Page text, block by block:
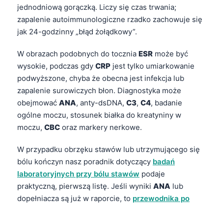
jednodniową gorączką. Liczy się czas trwania;
zapalenie autoimmunologiczne rzadko zachowuje się
jak 24-godzinny „błąd żołądkowy”.
W obrazach podobnych do tocznia ESR może być
wysokie, podczas gdy CRP jest tylko umiarkowanie
podwyższone, chyba że obecna jest infekcja lub
zapalenie surowiczych błon. Diagnostyka może
obejmować ANA, anty-dsDNA, C3, C4, badanie
ogólne moczu, stosunek białka do kreatyniny w
moczu, CBC oraz markery nerkowe.
W przypadku obrzęku stawów lub utrzymującego się
bólu kończyn nasz poradnik dotyczący badań
laboratoryjnych przy bólu stawów podaje
praktyczną, pierwszą listę. Jeśli wyniki ANA lub
dopełniacza są już w raporcie, to przewodnika po
ភាសាខ្មែរ
Kiswahili
አማርኛ
Українська
O‘zbekcha
Català
Қазақ тілі
Suomi
Hrvatski
Slovenčina
كوردی‎
پښتو